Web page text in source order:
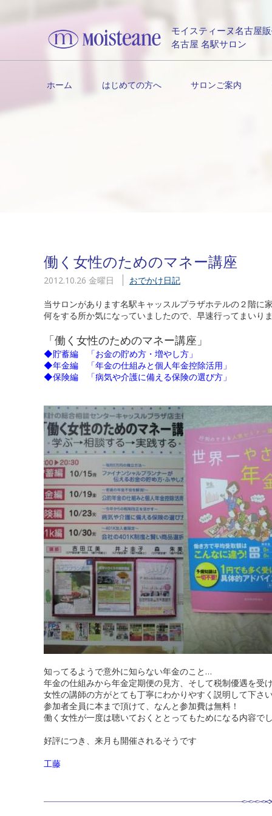
モイスティーヌ名古屋
名古屋 名駅サロン
ホーム はじめての方へ サロンご案内
働く女性のためのマネー講座
2012.10.26 金曜日 おでかけ日記
当サロンがあります名駅キャッスルプラザホテルの２階に
何をする所か気になっていましたので、早速行ってまいり
「働く女性のためのマネー講座」
◆貯蓄編 「お金の貯め方・増やし方」
◆年金編 「年金の仕組みと個人年金控除活用」
◆保険編 「病気や介護に備える保険の選び方」
年金編に参加し
知ってるようで意外に知らない年金のこと…
年金の仕組みから年金定期便の見方、そして税制優遇を受
女性の講師の方がとても丁寧にわかりやすく説明して下さ
参加者全員に本まで頂けて、なんと参加費は無料！
働く女性が一度は聴いておくととってもためになる内容で
好評につき、来月も開催されるそうです
工藤